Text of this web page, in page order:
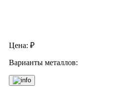
Цена: ₽
Варианты металлов: